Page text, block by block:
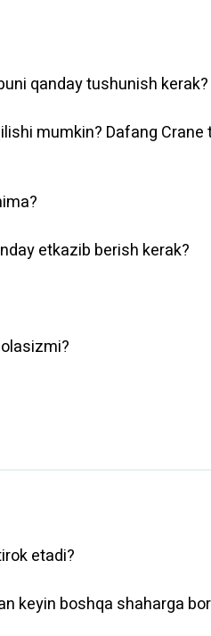
qanday tushunish kerak?
mumkin? Dafang
etkazib berish kerak?
etadi?
keyin boshqa shaharga